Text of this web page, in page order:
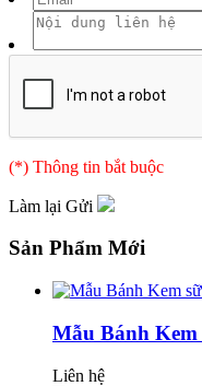
(*) Thông tin bắt buộc
Làm lại Gửi
Sản Phẩm Mới
Mẫu Bánh
Liên hệ